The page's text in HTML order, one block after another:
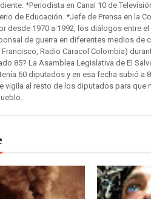
*Periodista en Canal 10 de
de Educación. *Jefe de Prensa en la
desde 1970 a 1992, los diálogos entre el
de guerra en diferentes medios de
Francisco, Radio Caracol Colombia)
85? La Asamblea Legislativa de El
60 diputados y en esa fecha subió a
vigila al resto de los diputados para que